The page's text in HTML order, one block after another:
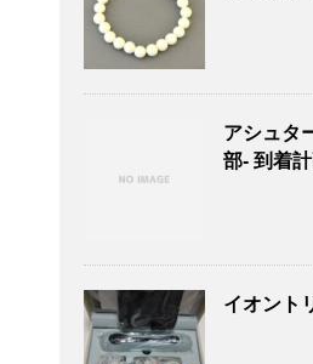
アシュタ
部- 到着
イオント